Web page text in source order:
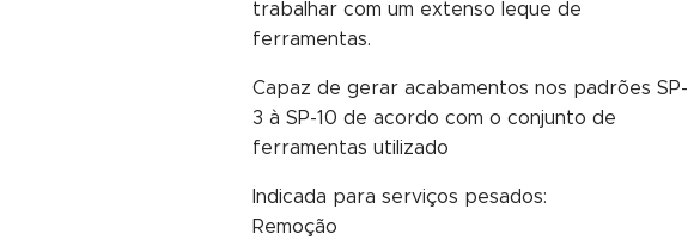
trabalhar com um extenso leque de
ferramentas.
Capaz de gerar acabamentos nos padrões SP-
3 à SP-10 de acordo com o conjunto de
ferramentas utilizado
Indicada para serviços pesados:
Remoção